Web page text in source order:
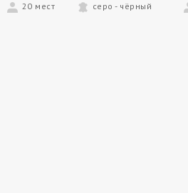
20 мест серо - чёрный